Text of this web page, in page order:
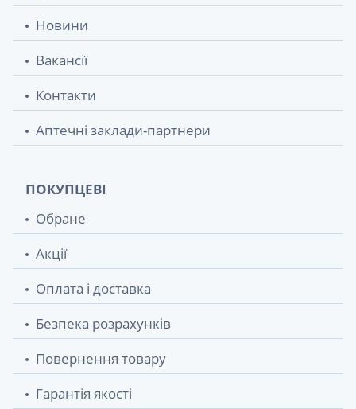
Новини
Вакансії
Контакти
Аптечні заклади-партнери
ПОКУПЦЕВІ
Обране
Акції
Оплата і доставка
Безпека розрахунків
Повернення товару
Гарантія якості